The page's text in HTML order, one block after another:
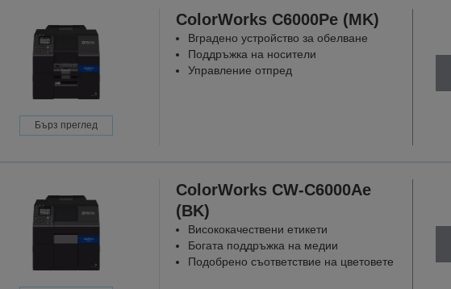
Бърз преглед
ColorWorks C6000Pe (MK)
Вградено устройство за обелване
Поддръжка на носители
Управление отпред
ColorWorks CW-C6000Ae
(BK)
Висококачествени етикети
Богата поддръжка на медии
Подобрено съответствие на цветовете